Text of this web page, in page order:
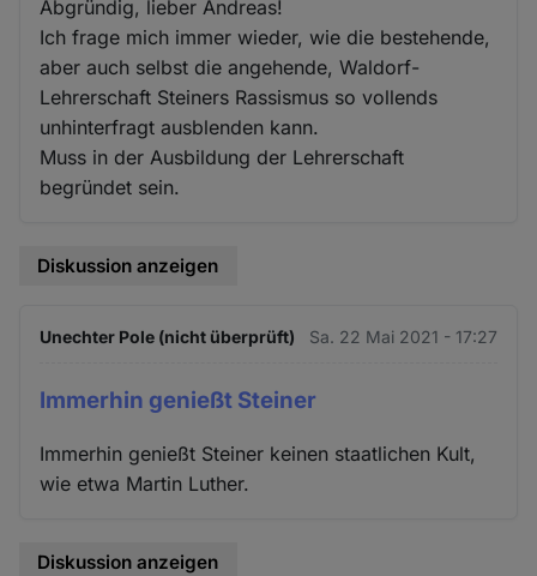
Abgründig, lieber Andreas!
Ich frage mich immer wieder, wie die bestehende,
aber auch selbst die angehende, Waldorf-
Lehrerschaft Steiners Rassismus so vollends
unhinterfragt ausblenden kann.
Muss in der Ausbildung der Lehrerschaft
begründet sein.
Diskussion anzeigen
Unechter Pole (nicht überprüft) Sa. 22 Mai 2021 - 17:27
Immerhin genießt Steiner
Immerhin genießt Steiner keinen staatlichen Kult,
wie etwa Martin Luther.
Diskussion anzeigen